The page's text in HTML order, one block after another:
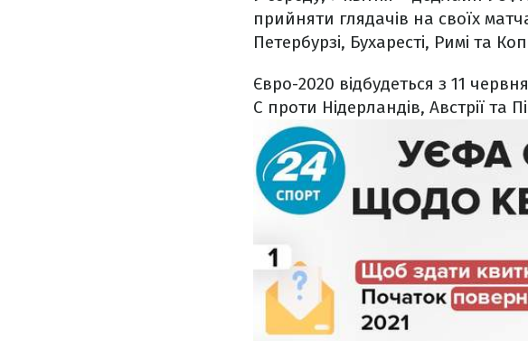
прийняти глядачів на своїх
Петербурзі, Бухаресті, Римі та
Євро-2020 відбудеться з 11
C проти Нідерландів, Австрії та